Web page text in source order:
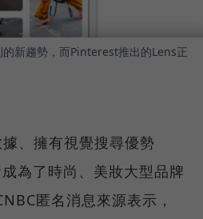
新趨勢，而Pinterest推出的Lens正
、擁有視覺搜尋優勢
為了時尚、美妝大型品牌
匿名消息來源表示，